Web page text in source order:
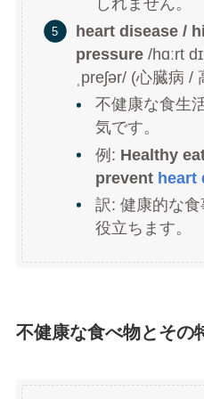
しれません。
heart disease /
pressure /hɑːrt
ˌpreʃər/ (心臓病 /
不健康な食生
気です。
例: Healthy
prevent heart
訳: 健康的な
役立ちます。
不健康な食べ物とその